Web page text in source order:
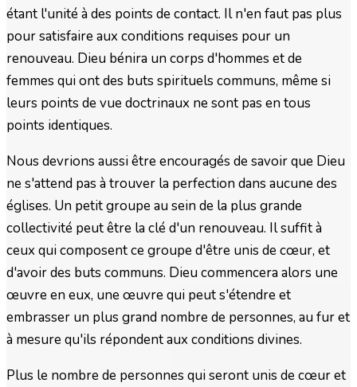
étant l'unité à des points de contact. Il n'en faut pas plus
pour satisfaire aux conditions requises pour un
renouveau. Dieu bénira un corps d'hommes et de
femmes qui ont des buts spirituels communs, même si
leurs points de vue doctrinaux ne sont pas en tous
points identiques.
Nous devrions aussi être encouragés de savoir que Dieu
ne s'attend pas à trouver la perfection dans aucune des
églises. Un petit groupe au sein de la plus grande
collectivité peut être la clé d'un renouveau. Il suffit à
ceux qui composent ce groupe d'être unis de cœur, et
d'avoir des buts communs. Dieu commencera alors une
œuvre en eux, une œuvre qui peut s'étendre et
embrasser un plus grand nombre de personnes, au fur et
à mesure qu'ils répondent aux conditions divines.
Plus le nombre de personnes qui seront unis de cœur et